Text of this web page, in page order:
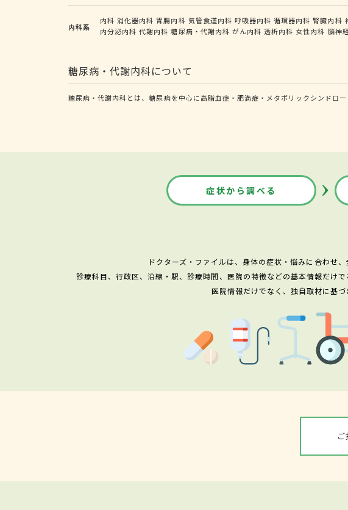
内科系
内科 消化器内科 胃腸内科 気管食道内科 呼吸器内科 循環器内科 腎臓内科
内分泌内科 代謝内科 糖尿病・代謝内科 がん内科 透析内科 女性内科 脳神
糖尿病・代謝内科について
糖尿病・代謝内科とは、糖尿病を中心に高脂血症・肥満症・メタボリックシンドロ
症状から調べる
ドクターズ・ファイルは、身体の症状・悩みに合わせ
診療科目、行政区、沿線・駅、診療時間、医院の特徴などの基本情報だけ
医院情報だけでなく、独自取材に基